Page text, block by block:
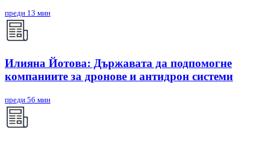
преди 13 мин
Илияна Йотова: Държавата да подпомогне
компаниите за дронове и антидрон системи
преди 56 мин